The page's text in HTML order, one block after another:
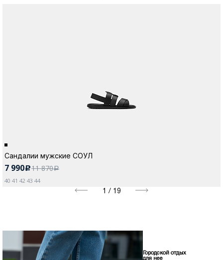
Сандалии мужские СОУЛ
7 990c11 870a
40 41 42 43 44
1 / 19
Городской отдых
для нее